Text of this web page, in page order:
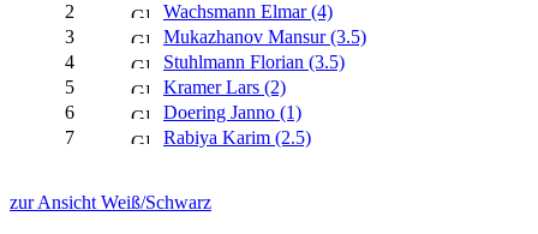
2
Wachsmann Elmar (4)
3
Mukazhanov Mansur (3.5)
4
Stuhlmann Florian (3.5)
5
Kramer Lars (2)
6
Doering Janno (1)
7
Rabiya Karim (2.5)
zur Ansicht Weiß/Schwarz